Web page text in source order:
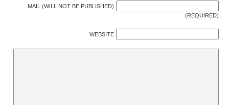
MAIL (WILL NOT BE PUBLISHED)
(REQUIRED)
WEBSITE